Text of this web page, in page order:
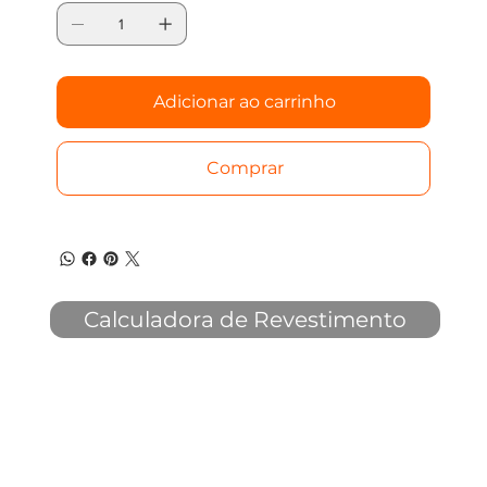
Adicionar ao carrinho
Comprar
Calculadora de Revestimento